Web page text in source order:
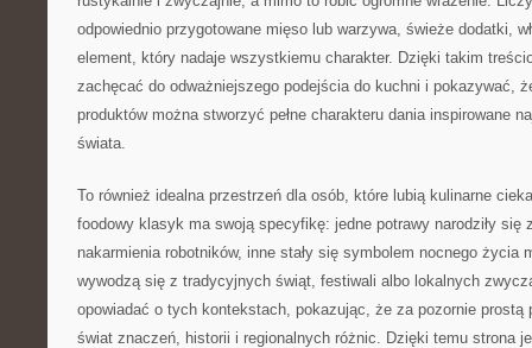
odpowiednio przygotowane mięso lub warzywa, świeże dodatki,
element, który nadaje wszystkiemu charakter. Dzięki takim
zachęcać do odważniejszego podejścia do kuchni i pokazywać,
produktów można stworzyć pełne charakteru dania inspirowane
świata.
To również idealna przestrzeń dla osób, które lubią kulinarne
foodowy klasyk ma swoją specyfikę: jedne potrawy narodziły się
nakarmienia robotników, inne stały się symbolem nocnego życia
wywodzą się z tradycyjnych świąt, festiwali albo lokalnych
opowiadać o tych kontekstach, pokazując, że za pozornie prostą
świat znaczeń, historii i regionalnych różnic. Dzięki temu strona